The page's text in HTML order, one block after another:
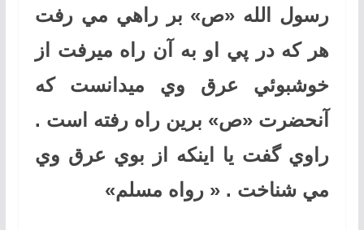
رسول الله «ص» بر راهي مي رفت
هر كه در پي او به آن راه ميرفت از
خوشبوئي عرق وي ميدانست كه
آنحضرت «ص» برين راه رفته است .
راوي گفت يا اينكه از بوي عرق وي
مي شناخت . « رواه مسلم»